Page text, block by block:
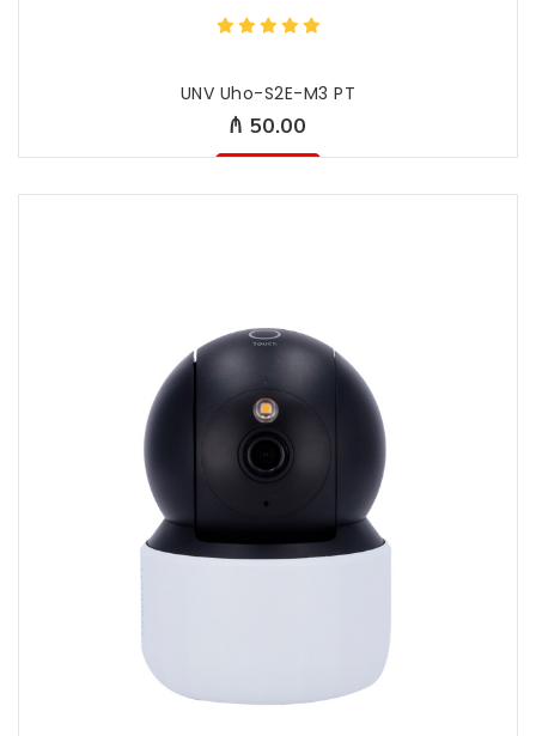
UNV Uho-S2E-M3 PT
₼ 50.00
Mövcud deyil